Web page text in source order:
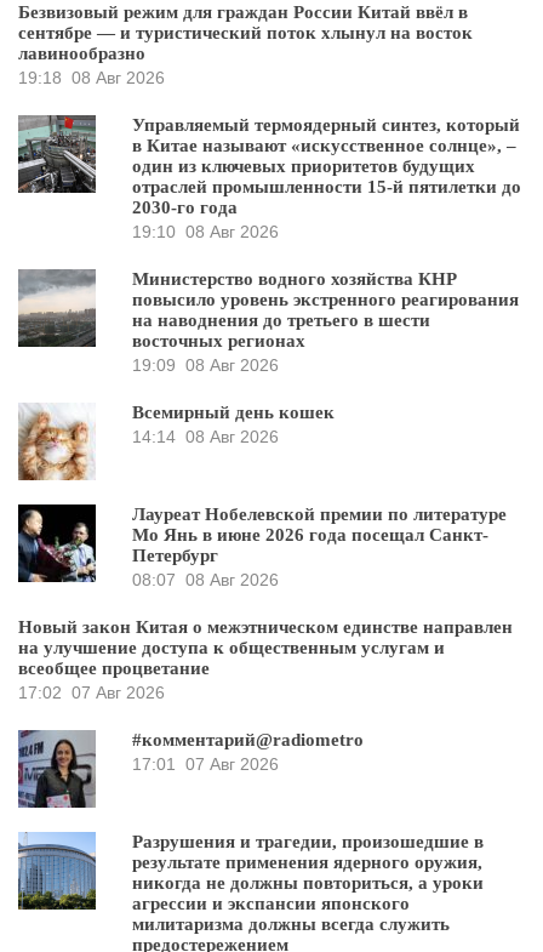
Безвизовый режим для граждан России Китай ввёл в
сентябре — и туристический поток хлынул на восток
лавинообразно
19:18 08 Авг 2026
Управляемый термоядерный синтез, который
в Китае называют «искусственное солнце», –
один из ключевых приоритетов будущих
отраслей промышленности 15-й пятилетки до
2030-го года
19:10 08 Авг 2026
Министерство водного хозяйства КНР
повысило уровень экстренного реагирования
на наводнения до третьего в шести
восточных регионах
19:09 08 Авг 2026
Всемирный день кошек
14:14 08 Авг 2026
Лауреат Нобелевской премии по литературе
Мо Янь в июне 2026 года посещал Санкт-
Петербург
08:07 08 Авг 2026
Новый закон Китая о межэтническом единстве направлен
на улучшение доступа к общественным услугам и
всеобщее процветание
17:02 07 Авг 2026
#комментарий@radiometro
17:01
07 Авг 2026
Разрушения и трагедии, произошедшие в
результате применения ядерного оружия,
никогда не должны повториться, а уроки
агрессии и экспансии японского
милитаризма должны всегда служить
предостережением